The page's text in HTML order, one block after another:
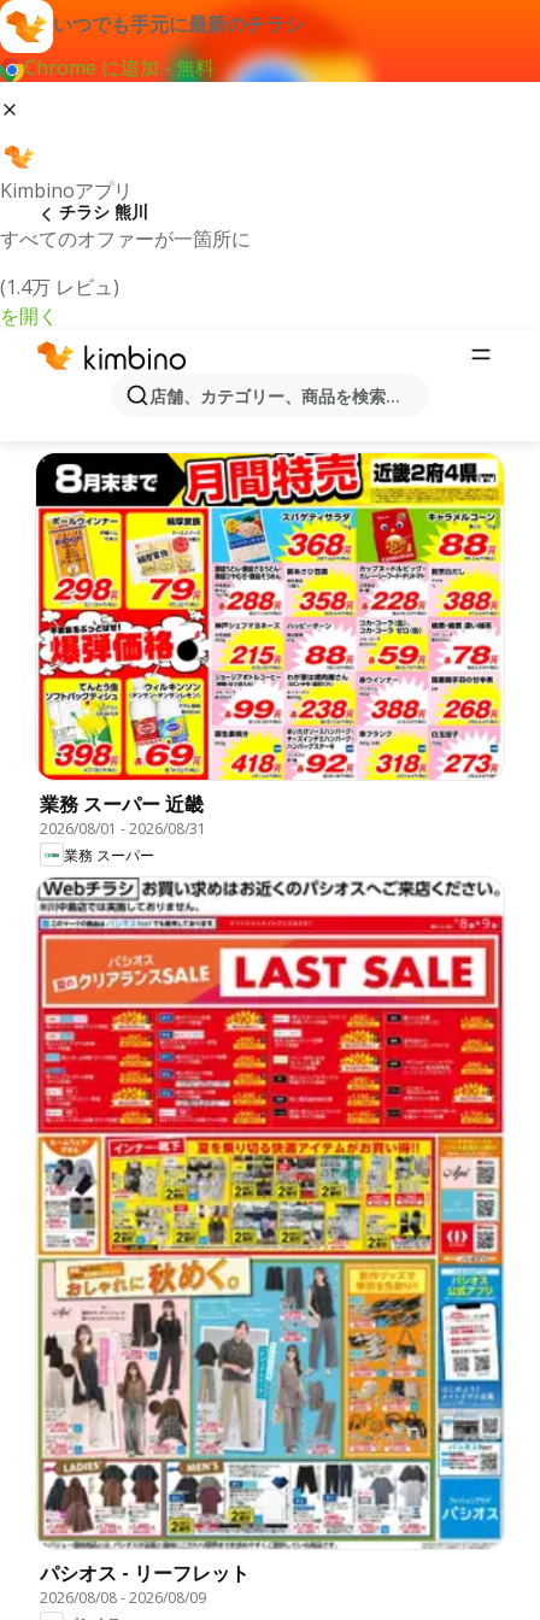
いつでも手元に最新のチラシ
Chrome に追加 - 無料
Kimbinoアプリ
すべてのオファーが一箇所に
(1.4万 レビュ)
を開く
店舗、カテゴリー、商品を検索...
チラシ 熊川
最新のチラシとオファー熊川
業務 スーパー 近畿
2026/08/01 -2026/08/31
業務 スーパー
パシオス - リーフレット
2026/08/08-2026/08/09